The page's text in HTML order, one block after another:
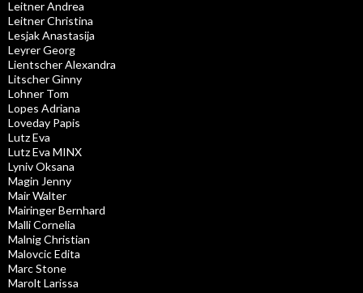
Leitner Andrea
Leitner Christina
Lesjak Anastasija
Leyrer Georg
Lientscher Alexandra
Litscher Ginny
Lohner Tom
Lopes Adriana
Loveday Papis
Lutz Eva
Lutz Eva MINX
Lyniv Oksana
Magin Jenny
Mair Walter
Mairinger Bernhard
Malli Cornelia
Malnig Christian
Malovcic Edita
Marc Stone
Marolt Larissa